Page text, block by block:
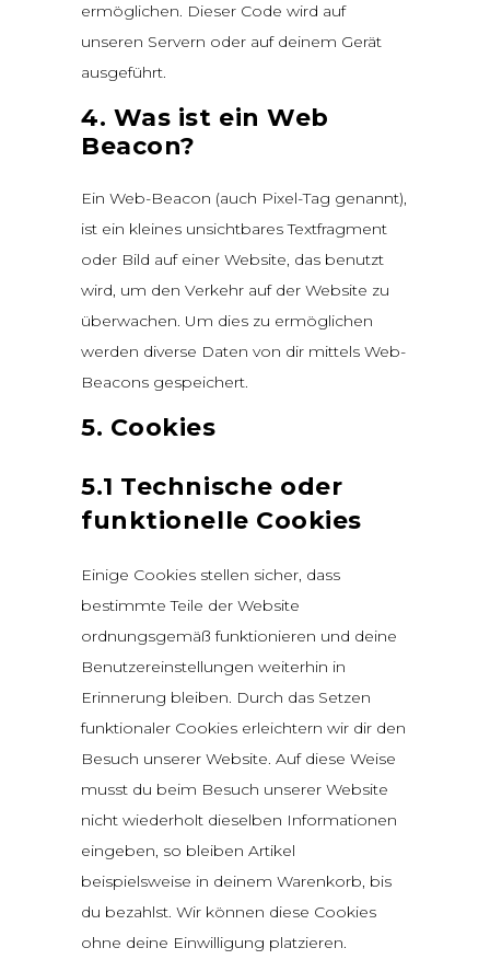
ermöglichen. Dieser Code wird auf
unseren Servern oder auf deinem Gerät
ausgeführt.
4. Was ist ein Web
Beacon?
Ein Web-Beacon (auch Pixel-Tag genannt),
ist ein kleines unsichtbares Textfragment
oder Bild auf einer Website, das benutzt
wird, um den Verkehr auf der Website zu
überwachen. Um dies zu ermöglichen
werden diverse Daten von dir mittels Web-
Beacons gespeichert.
5. Cookies
5.1 Technische oder
funktionelle Cookies
Einige Cookies stellen sicher, dass
bestimmte Teile der Website
ordnungsgemäß funktionieren und deine
Benutzereinstellungen weiterhin in
Erinnerung bleiben. Durch das Setzen
funktionaler Cookies erleichtern wir dir den
Besuch unserer Website. Auf diese Weise
musst du beim Besuch unserer Website
nicht wiederholt dieselben Informationen
eingeben, so bleiben Artikel
beispielsweise in deinem Warenkorb, bis
du bezahlst. Wir können diese Cookies
ohne deine Einwilligung platzieren.